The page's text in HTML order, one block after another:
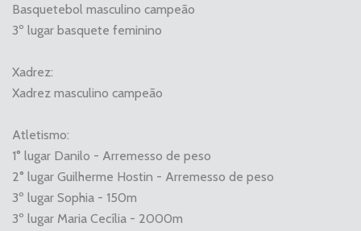
Basquetebol masculino campeão
3º lugar basquete feminino
Xadrez:
Xadrez masculino campeão
Atletismo:
1° lugar Danilo - Arremesso de peso
2° lugar Guilherme Hostin - Arremesso de peso
3º lugar Sophia - 150m
3º lugar Maria Cecília - 2000m